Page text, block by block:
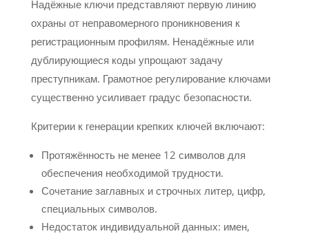
Надёжные ключи представляют первую линию
охраны от неправомерного проникновения к
регистрационным профилям. Ненадёжные или
дублирующиеся коды упрощают задачу
преступникам. Грамотное регулирование ключами
существенно усиливает градус безопасности.
Критерии к генерации крепких ключей включают:
Протяжённость не менее 12 символов для
обеспечения необходимой трудности.
Сочетание заглавных и строчных литер, цифр,
специальных символов.
Недостаток индивидуальной данных: имен,